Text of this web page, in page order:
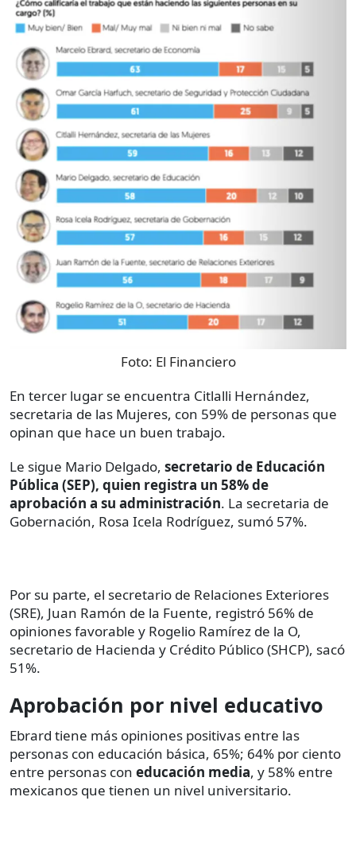
Foto: El Financiero
En tercer lugar se encuentra Citlalli Hernández,
secretaria de las Mujeres, con 59% de personas que
opinan que hace un buen trabajo.
Le sigue Mario Delgado, secretario de Educación
Pública (SEP), quien registra un 58% de
aprobación a su administración. La secretaria de
Gobernación, Rosa Icela Rodríguez, sumó 57%.
Por su parte, el secretario de Relaciones Exteriores
(SRE), Juan Ramón de la Fuente, registró 56% de
opiniones favorable y Rogelio Ramírez de la O,
secretario de Hacienda y Crédito Público (SHCP), sacó
51%.
Aprobación por nivel educativo
Ebrard tiene más opiniones positivas entre las
personas con educación básica, 65%; 64% por ciento
entre personas con educación media, y 58% entre
mexicanos que tienen un nivel universitario.